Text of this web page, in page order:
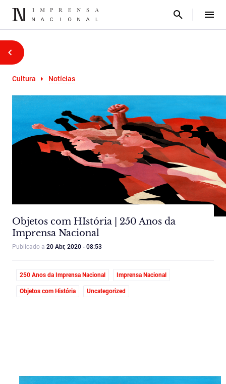
Cultura Notícias
Objetos com HIstória | 250 Anos da
Imprensa Nacional
Publicado a 20 Abr, 2020 - 08:53
250 Anos da Imprensa Nacional Imprensa Nacional
Objetos com História Uncategorized